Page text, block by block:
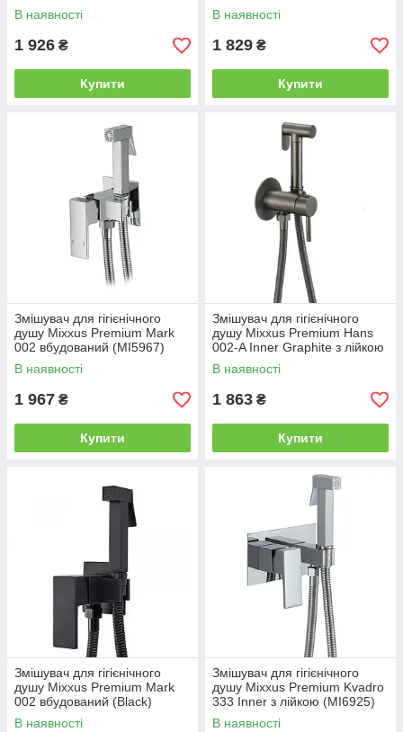
В наявності
1 926 ₴
Купити
(ZX4860)
В наявності
1 829 ₴
Купити
Змішувач для гігієнічного
душу Mixxus Premium Mark
002 вбудований (MI5967)
В наявності
1 967 ₴
Купити
Змішувач для гігієнічного
душу Mixxus Premium Hans
002-A Inner Graphite з лійкою
(Квіт графіт) (MI6921)
В наявності
1 863 ₴
Купити
Змішувач для гігієнічного
душу Mixxus Premium Mark
002 вбудований (Black)
(MI5982)
В наявності
Змішувач для гігієнічного
душу Mixxus Premium Kvadro
333 Inner з лійкою (MI6925)
В наявності